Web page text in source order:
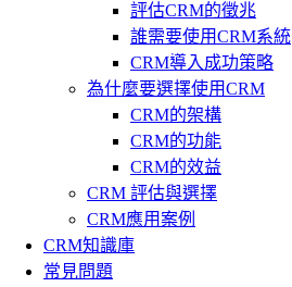
評估CRM的徵兆
誰需要使用CRM系統
CRM導入成功策略
為什麼要選擇使用CRM
CRM的架構
CRM的功能
CRM的效益
CRM 評估與選擇
CRM應用案例
CRM知識庫
常見問題